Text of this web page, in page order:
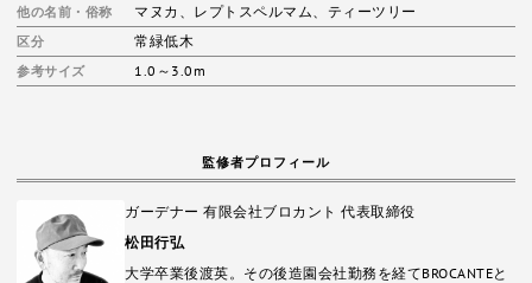
他の名前・俗称 マヌカ レプトスペルマム ティーツリー
区分 常緑低木
参考サイズ 1.0～3.0m
監修者プロフィール
ガーデナー 有限会社ブロカント 代表取締役
松田行弘
大学卒業後渡英。その後造園会社勤務を経てBROCANTEと